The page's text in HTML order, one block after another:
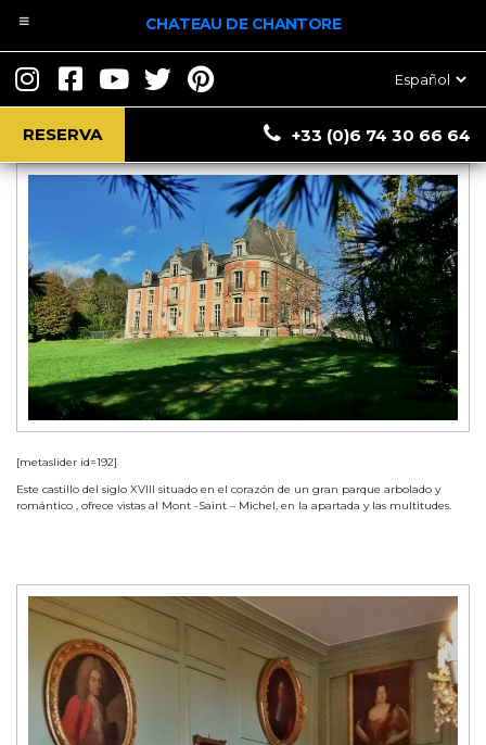
CHATEAU DE CHANTORE
RESERVA +33 (0)6 74 30 66 64
Elegir
el castillo
[metaslider id=192]
Este castillo del siglo XVIII situado en el corazón de un gran parque arbolado y
romántico , ofrece vistas al Mont -Saint – Michel, en la apartada y las multitudes.